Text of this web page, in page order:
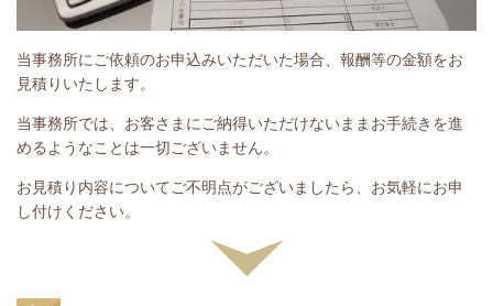
当事務所にご依頼のお申込みいただいた場合、報酬等の金額をお
見積りいたします。
当事務所では、お客さまにご納得いただけないままお手続きを進
めるようなことは一切ございません。
お見積り内容についてご不明点がございましたら、お気軽にお申
し付けください。